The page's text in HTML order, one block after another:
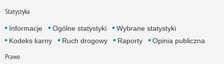
Statystyka
Informacje Ogólne statystyki
Wybrane statystyki
Kodeks karny
Ruch drogowy Raporty Opinia publiczna
Prawo